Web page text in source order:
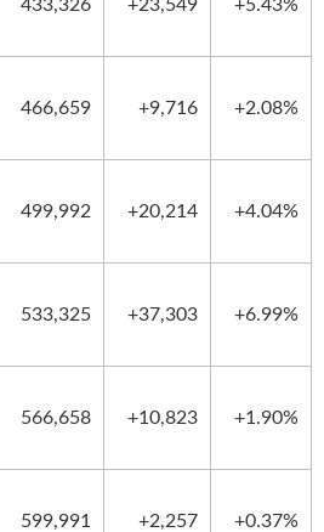
433,326 +23,549 +5.43%
466,659 +9,716 +2.08%
499,992 +20,214 +4.04%
533,325 +37,303 +6.99%
566,658 +10,823 +1.90%
599,991 +2,257 +0.37%